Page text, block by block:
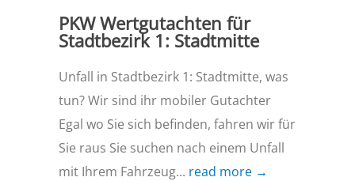
PKW Wertgutachten für
Stadtbezirk 1: Stadtmitte
Unfall in Stadtbezirk 1: Stadtmitte, was
tun? Wir sind ihr mobiler Gutachter
Egal wo Sie sich befinden, fahren wir für
Sie raus Sie suchen nach einem Unfall
mit Ihrem Fahrzeug... read more →